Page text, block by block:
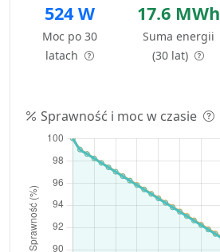
524 W
Moc po 30
latach
17.6 MWh
Suma energii
(30 lat)
Sprawność i moc w czasie